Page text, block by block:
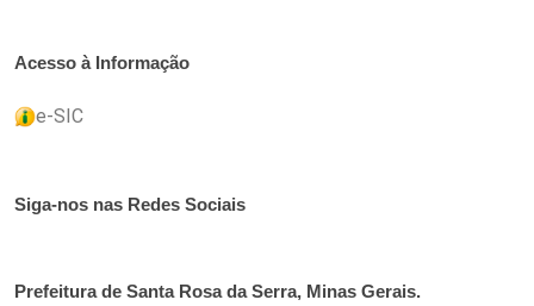
Acesso à Informação
e-SIC
Siga-nos nas Redes Sociais
Prefeitura de Santa Rosa da Serra, Minas Gerais.